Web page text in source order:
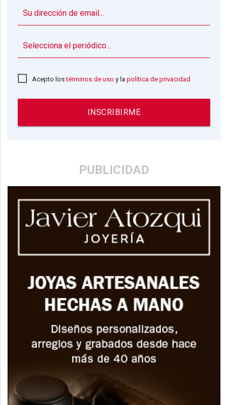
Acepto lostérminos de uso y lapolítica de privacidad
INSCRIBIRME
PUBLICIDAD